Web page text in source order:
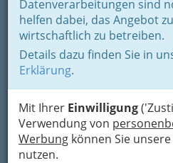
Datenverarbeitungen sind
helfen dabei, das Angebot
wirtschaftlich zu betreiben.
Details dazu finden Sie in
Erklärung.
Mit Ihrer Einwilligung
Verwendung von
Werbung können Sie
nutzen.
Lackierer und Lackiererinnen -
Lackierer und
Lackiererinnen -
Autolackierung